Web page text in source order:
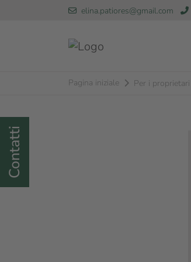
elina.patiores@gmail.com
Pagina iniziale Per i proprietari
Contatti